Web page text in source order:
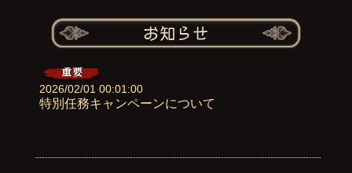
2026/02/01 00:01:00
特別任務キャンペーンについて